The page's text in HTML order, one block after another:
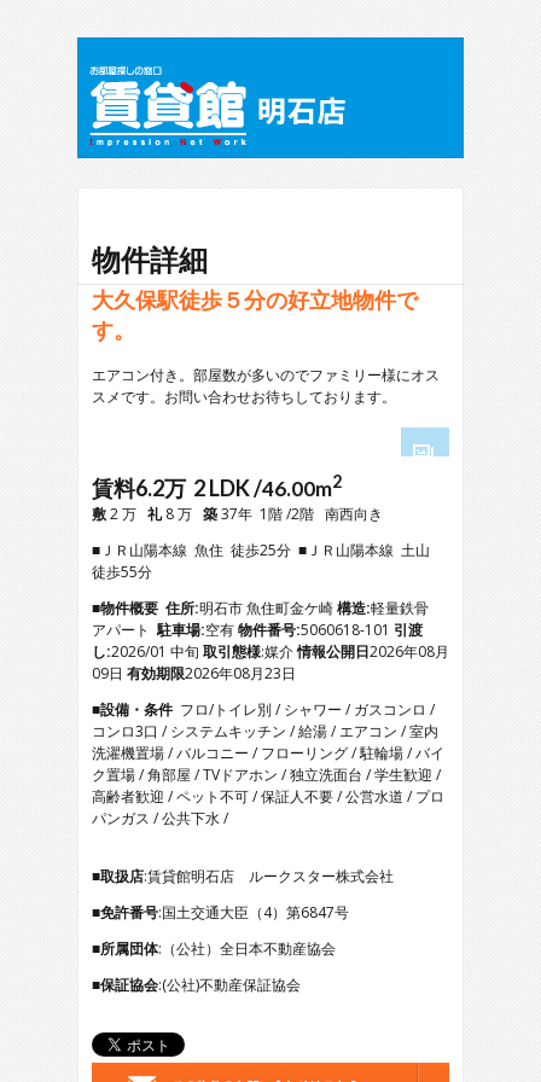
物件詳細
大久保駅徒歩５分の好立地物件で
す。
エアコン付き。部屋数が多いのでファミリー様にオス
スメです。お問い合わせお待ちしております。
4
6
7
8
11
12
13
14
15
賃料6.2万 2 LDK /46.00m2
敷2 万 礼8 万 築37年 1階 /2階 南西向き
■ＪＲ山陽本線 魚住 徒歩25分 ■ＪＲ山陽本線 土山
徒歩55分
■物件概要 住所:明石市 魚住町金ケ崎構造:軽量鉄骨
アパート駐車場:空有物件番号:5060618-101 引渡
し:2026/01 中旬 取引態様:媒介情報公開日2026年08月
09日 有効期限2026年08月23日
■設備・条件 フロ/トイレ別 / シャワー / ガスコンロ /
コンロ3口 / システムキッチン / 給湯 / エアコン / 室内
洗濯機置場 / バルコニー / フローリング / 駐輪場 / バイ
ク置場 / 角部屋 / TVドアホン / 独立洗面台 / 学生歓迎 /
高齢者歓迎 / ペット不可 / 保証人不要 / 公営水道 / プロ
パンガス / 公共下水 /
■取扱店:賃貸館明石店 ルークスター株式会社
■免許番号:国土交通大臣（4）第6847号
■所属団体:（公社）全日本不動産協会
■保証協会:(公社)不動産保証協会